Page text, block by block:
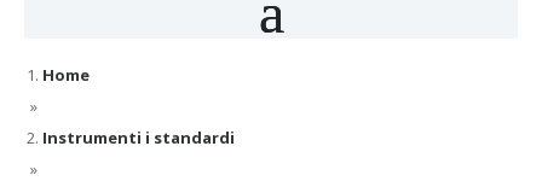
Home
»
Instrumenti i standardi
»